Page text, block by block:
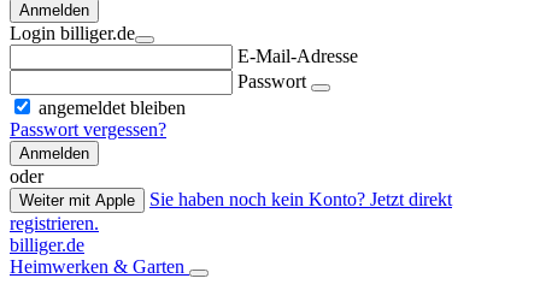
Anmelden
Login billiger.de
E-Mail-Adresse
Passwort
angemeldet bleiben
Passwort vergessen?
Anmelden
oder
Weiter mit Apple
Sie haben noch kein Konto? Jetzt direkt
registrieren.
billiger.de
Heimwerken & Garten